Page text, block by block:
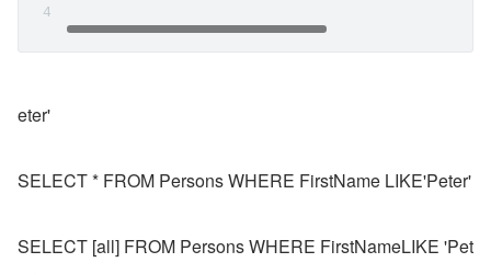
eter'
SELECT * FROM Persons WHERE FirstName LIKE'Peter'
SELECT [all] FROM Persons WHERE FirstNameLIKE 'Pet